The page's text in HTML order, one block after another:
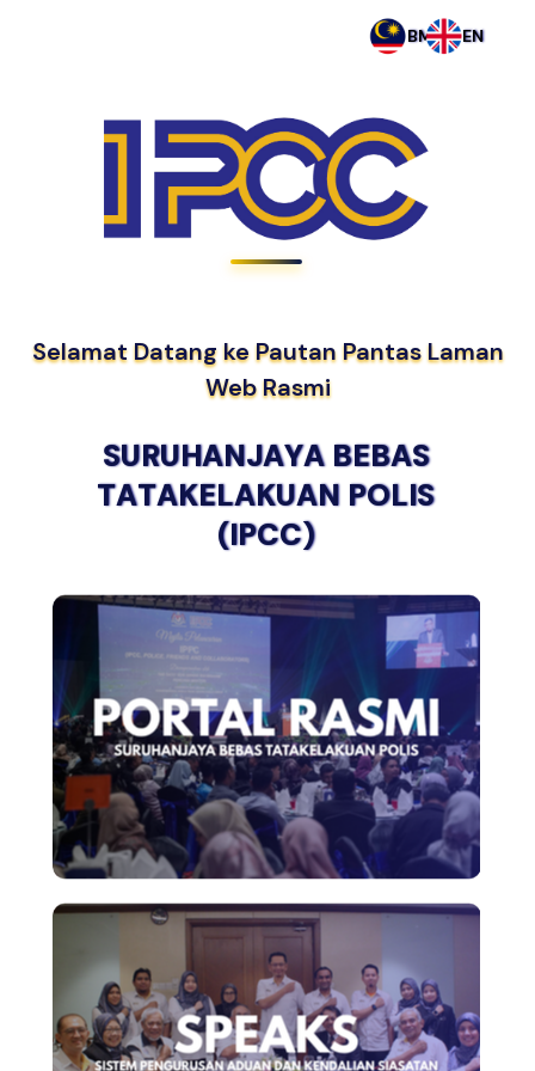
Selamat Datang ke Pautan Pantas Laman
Web Rasmi
SURUHANJAYA BEBAS
TATAKELAKUAN POLIS
(IPCC)
BM EN